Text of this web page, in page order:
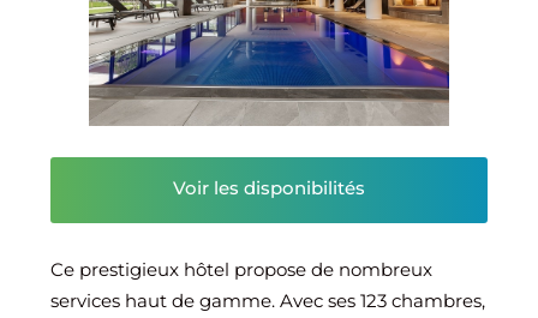
Voir les disponibilités
Ce prestigieux hôtel propose de nombreux
services haut de gamme. Avec ses 123 chambres,